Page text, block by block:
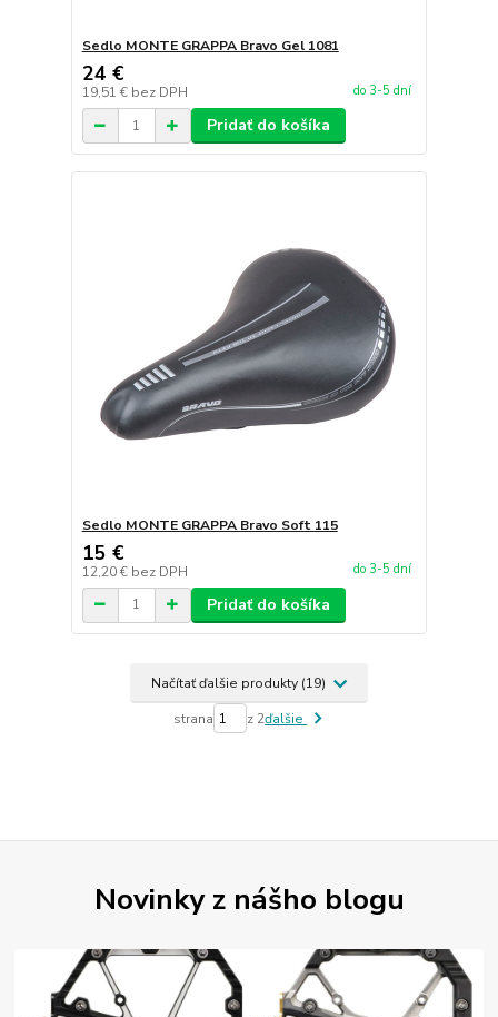
Sedlo MONTE GRAPPA Bravo Gel 1081
24 €
19,51 € bez DPH do 3-5 dní
Pridať do košíka
Sedlo MONTE GRAPPA Bravo Soft 115
15 €
12,20 € bez DPH do 3-5 dní
Pridať do košíka
Načítať ďalšie produkty (19)
strana z 2ďalšie
Novinky z nášho blogu